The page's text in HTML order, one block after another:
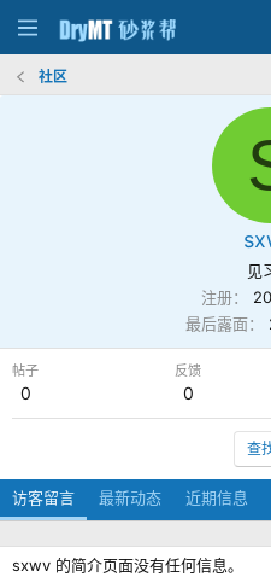
社区
见
注册
最后露面
帖子
0
反馈
0
查
访客留言 最新动态 近期信息
sxwv 的简介页面没有任何信息。